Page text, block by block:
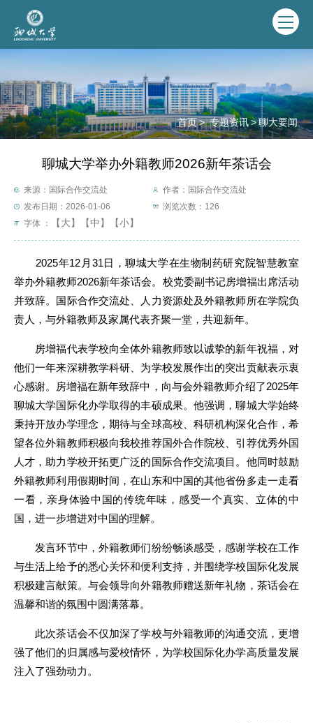
首页 > 专题资讯>聊大要闻
聊城大学举办外籍教师2026新年茶话会
来源：国际合作交流处
作者：国际合作交流处
发布日期：2026-01-06
浏览次数： 126
字体 ：
【大】 【中】 【小】
2025年12月31日，聊城大学在生物制药研究院智慧教室
举办外籍教师2026新年茶话会。校党委副书记房增福出席活动
并致辞。国际合作交流处、人力资源处及外籍教师所在学院负
责人，与外籍教师及家属代表齐聚一堂，共迎新年。
房增福代表学校向全体外籍教师致以诚挚的新年祝福，对
他们一年来深耕教学科研、为学校发展作出的突出贡献表示衷
心感谢。房增福在新年致辞中，向与会外籍教师介绍了2025年
聊城大学国际化办学取得的丰硕成果。他强调，聊城大学始终
秉持开放办学理念，期待与全球高校、科研机构深化合作，希
望各位外籍教师积极向我校推荐国外合作院校、引荐优秀外国
人才，助力学校开拓更广泛的国际合作交流项目。他同时鼓励
外籍教师利用假期时间，在山东和中国的其他省份多走一走看
一看，亲身体验中国的传统年味，感受一个真实、立体的中
国，进一步增进对中国的理解。
发言环节中，外籍教师们纷纷畅谈感受，感谢学校在工作
与生活上给予的悉心关怀和便利支持，并围绕学校国际化发展
积极建言献策。与会领导向外籍教师赠送新年礼物，茶话会在
温馨和谐的氛围中圆满落幕。
此次茶话会不仅加深了学校与外籍教师的沟通交流，更增
强了他们的归属感与爱校情怀，为学校国际化办学高质量发展
注入了强劲动力。